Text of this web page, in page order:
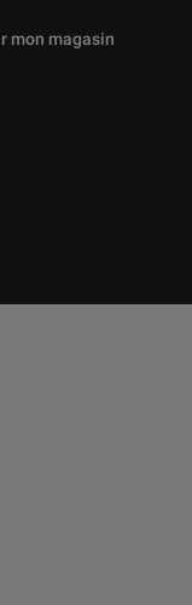
proposées
mon magasin